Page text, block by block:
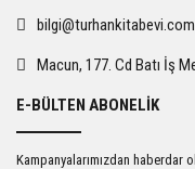
Macun, 177. Cd Batı İş
E-BÜLTEN ABONELİK
Kampanyalarımızdan haberdar